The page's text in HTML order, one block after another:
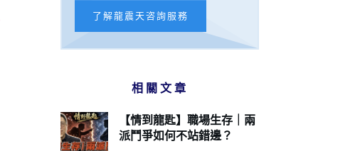
了解龍震天咨詢服務
相關文章
【情到龍匙】職場生存｜兩
派鬥爭如何不站錯邊？